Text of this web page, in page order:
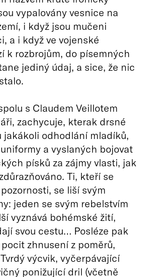
vypalovány vesnice na
i když jsou mučeni
a i když ve vojenské
k rozbrojům, do písemných
jediný údaj, a sice, že nic
s Claudem Veillotem
zachycuje, kterak drsné
jakákoli odhodlání mladíků,
a vyslaných bojovat
písků za zájmy vlasti, jak
Ti, kteří se
se liší svým
jeden se svým rebelstvím
vyznává bohémské žití,
svou cestu… Posléze pak
zhnusení z poměrů,
výcvik, vyčerpávající
ponižující dril (včetně